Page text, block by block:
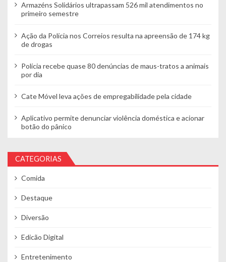
Armazéns Solidários ultrapassam 526 mil atendimentos no
primeiro semestre
Ação da Polícia nos Correios resulta na apreensão de 174 kg
de drogas
Polícia recebe quase 80 denúncias de maus-tratos a animais
por dia
Cate Móvel leva ações de empregabilidade pela cidade
Aplicativo permite denunciar violência doméstica e acionar
botão do pânico
CATEGORIAS
Comida
Destaque
Diversão
Edicão Digital
Entretenimento